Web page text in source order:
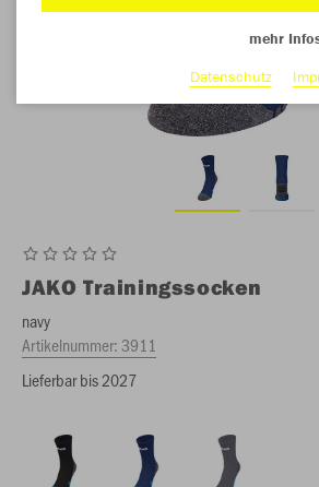
JAKO Trainingssocken
navy
Artikelnummer:3911
Lieferbar bis 2027
mehr
Datenschutz